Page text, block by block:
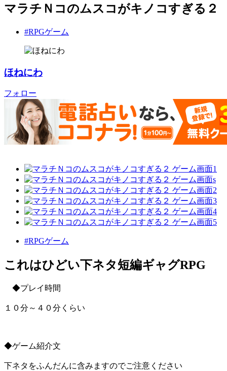
マラチＮコのムスコがキノコすぎる２
#RPGゲーム
ほねにわ
フォロー
#RPGゲーム
これはひどい下ネタ短編ギャグRPG
◆プレイ時間
１０分～４０分くらい
◆ゲーム紹介文
下ネタをふんだんに含みますのでご注意ください